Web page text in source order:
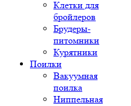
Клетки для
бройлеров
Брудеры-
питомники
Курятники
Поилки
Вакуумная
поилка
Ниппельная